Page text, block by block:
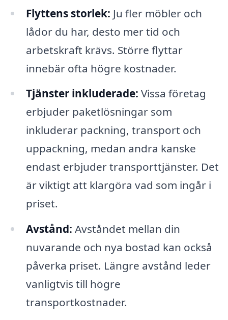
Flyttens storlek: Ju fler möbler och
lådor du har, desto mer tid och
arbetskraft krävs. Större flyttar
innebär ofta högre kostnader.
Tjänster inkluderade: Vissa företag
erbjuder paketlösningar som
inkluderar packning, transport och
uppackning, medan andra kanske
endast erbjuder transporttjänster. Det
är viktigt att klargöra vad som ingår i
priset.
Avstånd: Avståndet mellan din
nuvarande och nya bostad kan också
påverka priset. Längre avstånd leder
vanligtvis till högre
transportkostnader.